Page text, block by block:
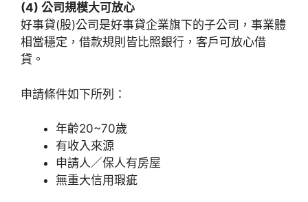
(4) 公司規模大可放心
好事貸(股)公司是好事貸企業旗下的子公司，事業體
相當穩定，借款規則皆比照銀行，客戶可放心借
貸。
申請條件如下所列：
年齡20~70歲
有收入來源
申請人／保人有房屋
無重大信用瑕疵